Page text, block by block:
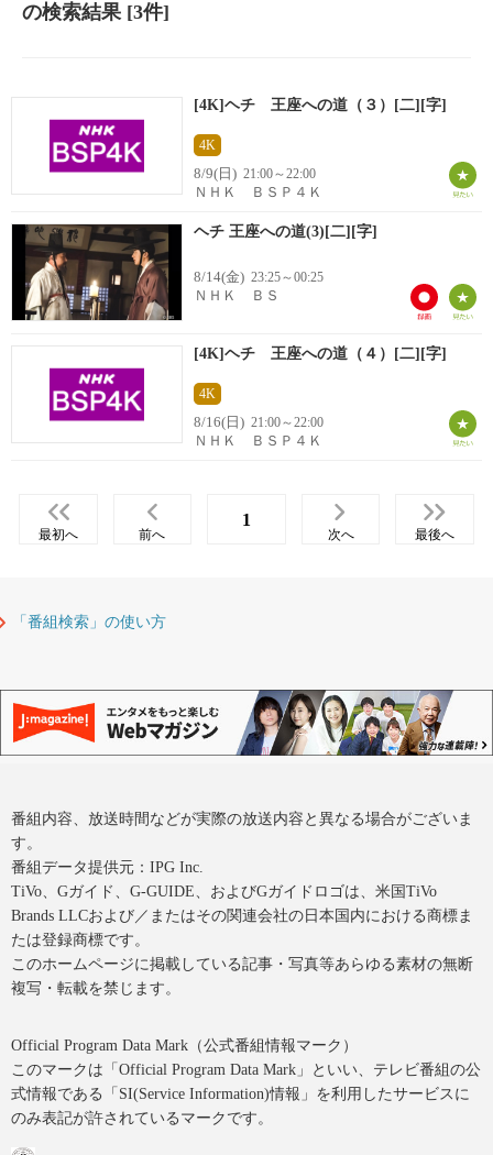
の検索結果[3件]
[4K]ヘチ 王座への道（３）[二][字]
4K
8/9(日) 21:00～22:00
ＮＨＫ ＢＳＰ４Ｋ
ヘチ 王座への道(3)[二][字]
8/14(金) 23:25～00:25
ＮＨＫ ＢＳ
[4K]ヘチ 王座への道（４）[二][字]
4K
8/16(日) 21:00～22:00
ＮＨＫ ＢＳＰ４Ｋ
最初へ 前へ
1
次へ 最後へ
「番組検索」の使い方
番組内容、放送時間などが実際の放送内容と異なる場合がございま
す。
番組データ提供元：IPG Inc.
TiVo、Gガイド、G-GUIDE、およびGガイドロゴは、米国TiVo
Brands LLCおよび／またはその関連会社の日本国内における商標ま
たは登録商標です。
このホームページに掲載している記事・写真等あらゆる素材の無断
複写・転載を禁じます。
Official Program Data Mark（公式番組情報マーク）
このマークは「Official Program Data Mark」といい、テレビ番組の公
式情報である「SI(Service Information)情報」を利用したサービスに
のみ表記が許されているマークです。